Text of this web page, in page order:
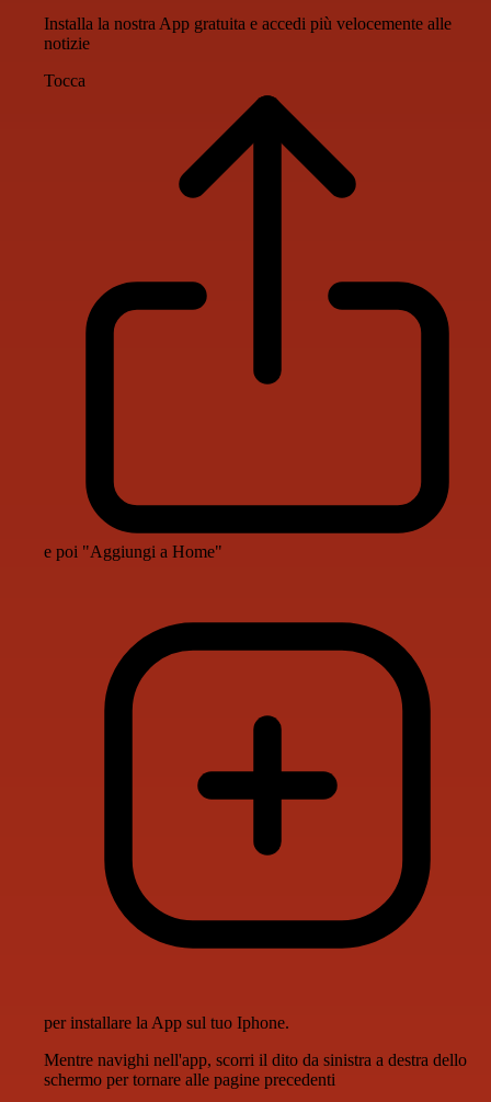
Installa la nostra App gratuita e accedi più velocemente alle
notizie
Tocca
e poi "Aggiungi a Home"
per installare la App sul tuo Iphone.
Mentre navighi nell'app, scorri il dito da sinistra a destra dello
schermo per tornare alle pagine precedenti